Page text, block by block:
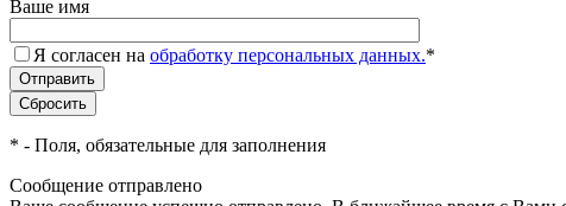
Ваше имя
Я согласен на обработку персональных данных.*
* - Поля, обязательные для заполнения
Сообщение отправлено